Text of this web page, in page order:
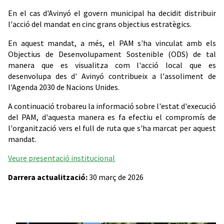
En el cas d'Avinyó el govern municipal ha decidit distribuir
l'acció del mandat en cinc grans objectius estratègics.
En aquest mandat, a més, el PAM s'ha vinculat amb els
Objectius de Desenvolupament Sostenible (ODS) de tal
manera que es visualitza com l'acció local que es
desenvolupa des d' Avinyó contribueix a l'assoliment de
l'Agenda 2030 de Nacions Unides.
A continuació trobareu la informació sobre l'estat d'execució
del PAM, d'aquesta manera es fa efectiu el compromís de
l'organització vers el full de ruta que s'ha marcat per aquest
mandat.
Veure presentació institucional
Darrera actualització:30 març de 2026